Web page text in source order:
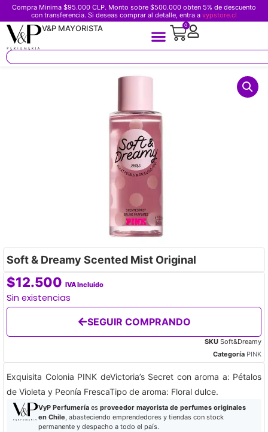
Compra Minima $95.000 CLP. Monto sobre $500.000 obten 5% de descuento
con transferencia. Si deseas comprar al detalle, entra a vypstore.cl
V&P MAYORISTA 0
Soft & Dreamy Scented Mist Original
$12.500 IVA Incluido
Sin existencias
SEGUIR COMPRANDO
SKU Soft&Dreamy
Categoría PINK
Exquisita Colonia PINK deVictoria’s Secret con aroma a: Pétalos
de Violeta y Peonía FrescaTipo de aroma: Floral dulce.
VyP Perfumeríaes proveedor mayorista de perfumes originales
en Chile, abasteciendo emprendedores y tiendas con stock
permanente y despacho a todo el país.